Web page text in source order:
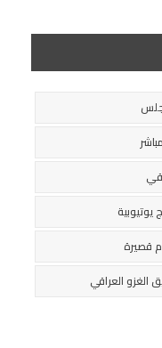
يوتيوبية
قصيرة
الغزو العراقي